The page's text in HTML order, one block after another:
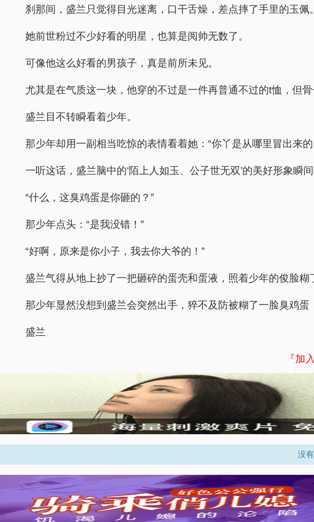
刹那间，盛兰只觉得目光迷离，口干舌燥，差点摔了手里的玉佩。
她前世粉过不少好看的明星，也算是阅帅无数了。
可像他这么好看的男孩子，真是前所未见。
尤其是在气质这一块，他穿的不过是一件再普通不过的t恤，但
盛兰目不转瞬看着少年。
那少年却用一副相当吃惊的表情看着她：“你丫是从哪里冒出来
一听这话，盛兰脑中的‘陌上人如玉、公子世无双’的美好形象瞬间
“什么，这臭鸡蛋是你砸的？”
那少年点头：“是我没错！”
“好啊，原来是你小子，我去你大爷的！”
盛兰气得从地上抄了一把砸碎的蛋壳和蛋液，照着少年的俊脸糊
那少年显然没想到盛兰会突然出手，猝不及防被糊了一脸臭鸡蛋
盛兰
『加
没